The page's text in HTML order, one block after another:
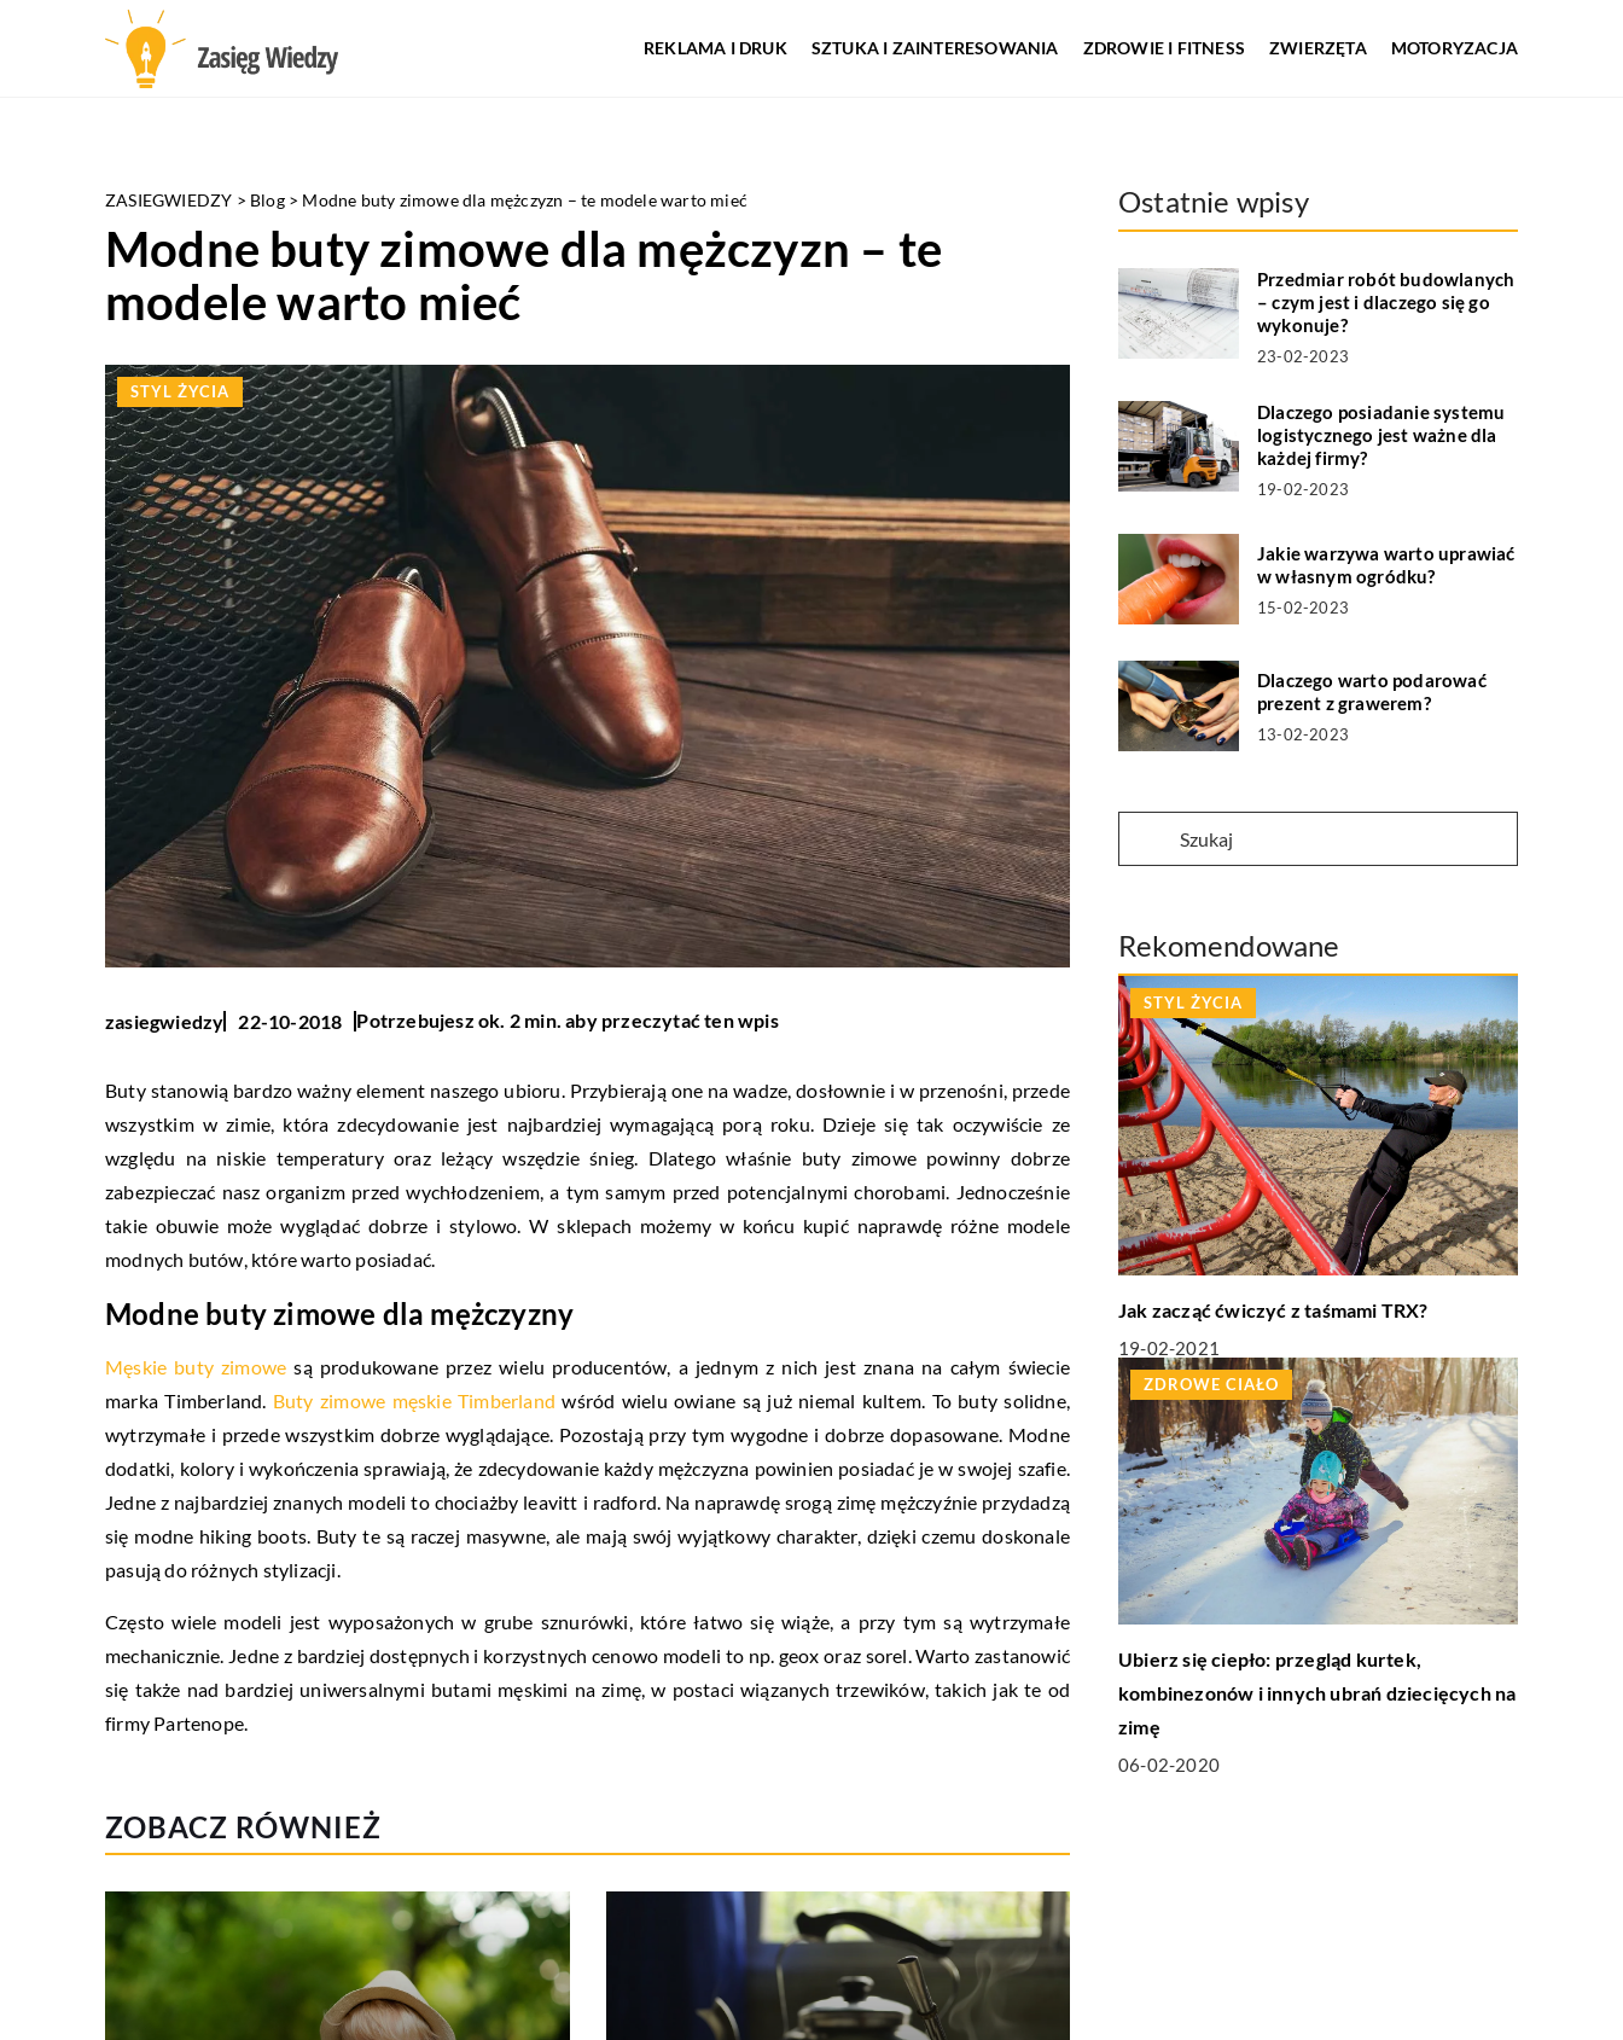
REKLAMA I DRUK SZTUKA I ZAINTERESOWANIA ZDROWIE I FITNESS ZWIERZĘTA MOTORYZACJA
ZASIEGWIEDZY > Blog> Modne buty zimowe dla mężczyzn – te modele warto mieć
Modne buty zimowe dla mężczyzn – te
modele warto mieć
STYL ŻYCIA
zasiegwiedzy 22-10-2018 Potrzebujesz ok. 2 min. aby przeczytać ten wpis
Buty stanowią bardzo ważny element naszego ubioru. Przybierają one na wadze, dosłownie i w przenośni, przede
wszystkim w zimie, która zdecydowanie jest najbardziej wymagającą porą roku. Dzieje się tak oczywiście ze
względu na niskie temperatury oraz leżący wszędzie śnieg. Dlatego właśnie buty zimowe powinny dobrze
zabezpieczać nasz organizm przed wychłodzeniem, a tym samym przed potencjalnymi chorobami. Jednocześnie
takie obuwie może wyglądać dobrze i stylowo. W sklepach możemy w końcu kupić naprawdę różne modele
modnych butów, które warto posiadać.
Modne buty zimowe dla mężczyzny
Męskie buty zimowe są produkowane przez wielu producentów, a jednym z nich jest znana na całym świecie
marka Timberland. Buty zimowe męskie Timberland wśród wielu owiane są już niemal kultem. To buty solidne,
wytrzymałe i przede wszystkim dobrze wyglądające. Pozostają przy tym wygodne i dobrze dopasowane. Modne
dodatki, kolory i wykończenia sprawiają, że zdecydowanie każdy mężczyzna powinien posiadać je w swojej szafie.
Jedne z najbardziej znanych modeli to chociażby leavitt i radford. Na naprawdę srogą zimę mężczyźnie przydadzą
się modne hiking boots. Buty te są raczej masywne, ale mają swój wyjątkowy charakter, dzięki czemu doskonale
pasują do różnych stylizacji.
Często wiele modeli jest wyposażonych w grube sznurówki, które łatwo się wiąże, a przy tym są wytrzymałe
mechanicznie. Jedne z bardziej dostępnych i korzystnych cenowo modeli to np. geox oraz sorel. Warto zastanowić
się także nad bardziej uniwersalnymi butami męskimi na zimę, w postaci wiązanych trzewików, takich jak te od
firmy Partenope.
ZOBACZ RÓWNIEŻ
Ostatnie wpisy
Przedmiar robót budowlanych
– czym jest i dlaczego się go
wykonuje?
23-02-2023
Dlaczego posiadanie systemu
logistycznego jest ważne dla
każdej firmy?
19-02-2023
Jakie warzywa warto uprawiać
w własnym ogródku?
15-02-2023
Dlaczego warto podarować
prezent z grawerem?
13-02-2023
Rekomendowane
STYL ŻYCIA
Jak zacząć ćwiczyć z taśmami TRX?
19-02-2021
ZDROWE CIAŁO
Ubierz się ciepło: przegląd kurtek,
kombinezonów i innych ubrań dziecięcych na
zimę
06-02-2020